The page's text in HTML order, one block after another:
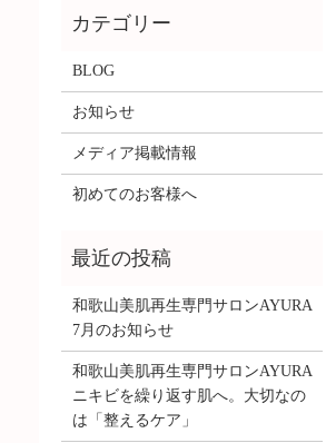
BLOG
お知らせ
メディア掲載情報
初めてのお客様へ
和歌山美肌再生専門サロンAYURA
7月のお知らせ
和歌山美肌再生専門サロンAYURA
ニキビを繰り返す肌へ。大切なの
は「整えるケア」